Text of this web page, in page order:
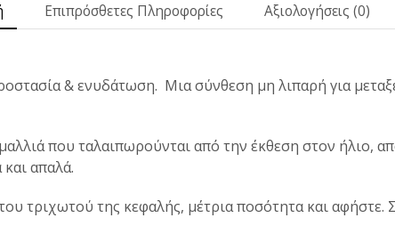
Επιπρόσθετες Πληροφορίες Αξιολογήσεις (0)
& ενυδάτωση. Μια σύνθεση μη λιπαρή για
που ταλαιπωρούνται από την έκθεση στον ήλιο,
απαλά.
τριχωτού της κεφαλής, μέτρια ποσότητα και αφήστε.